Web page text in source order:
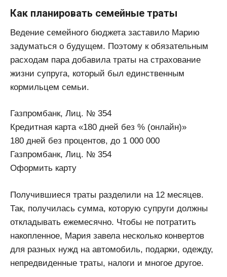
Как планировать семейные траты
Ведение семейного бюджета заставило Марию
задуматься о будущем. Поэтому к обязательным
расходам пара добавила траты на страхование
жизни супруга, который был единственным
кормильцем семьи.
Газпромбанк, Лиц. № 354
Кредитная карта «180 дней без % (онлайн)»
180 дней без процентов, до 1 000 000
Газпромбанк, Лиц. № 354
Оформить карту
Получившиеся траты разделили на 12 месяцев.
Так, получилась сумма, которую супруги должны
откладывать ежемесячно. Чтобы не потратить
накопленное, Мария завела несколько конвертов
для разных нужд на автомобиль, подарки, одежду,
непредвиденные траты, налоги и многое другое.